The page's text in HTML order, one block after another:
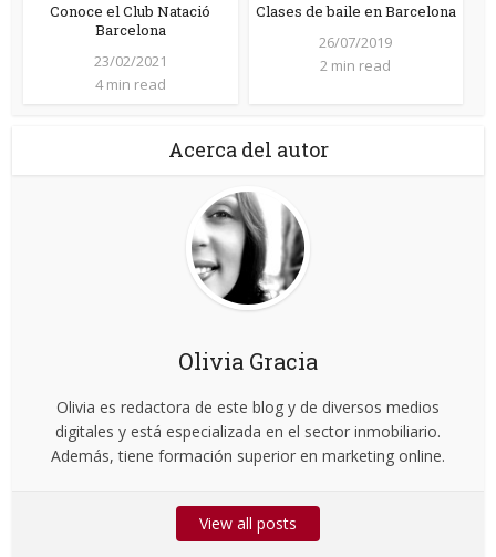
Conoce el Club Natació
Barcelona
23/02/2021
4 min read
Clases de baile en Barcelona
26/07/2019
2 min read
Acerca del autor
Olivia Gracia
Olivia es redactora de este blog y de diversos medios
digitales y está especializada en el sector inmobiliario.
Además, tiene formación superior en marketing online.
View all posts